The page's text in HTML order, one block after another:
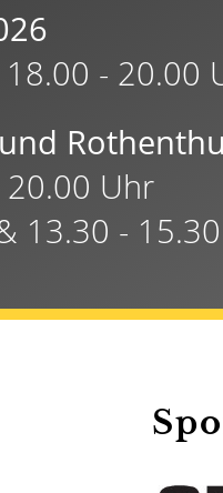
- 20.00
20.00 Uhr
13.30 -